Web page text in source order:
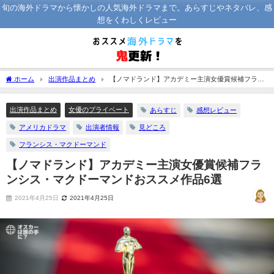
旬の海外ドラマから懐かしの人気海外ドラマまで。あらすじやネタバレ、感
想をくわしくレビュー
ホーム 出演作品まとめ
【ノマドランド】アカデミー主演女優賞候補フラン
シス・マクドーマンドおススメ作品6選
出演作品まとめ 女優のプライベート あらすじ 感想レビュー
アメリカドラマ 出演者情報 見どころ
フランシス・マクドーマンド
【ノマドランド】アカデミー主演女優賞候補フラ
ンシス・マクドーマンドおススメ作品6選
2021年4月25日 2021年4月25日